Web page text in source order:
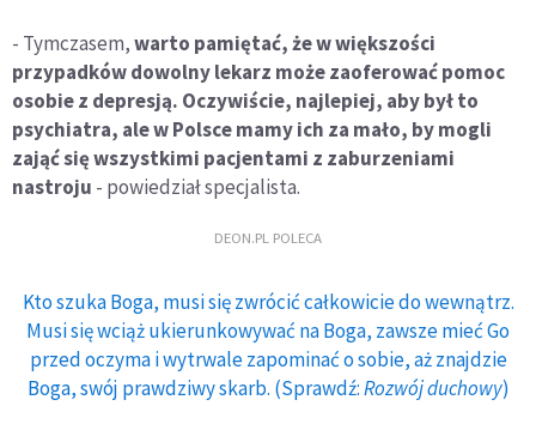
- Tymczasem,warto pamiętać, że w większości
przypadków dowolny lekarz może zaoferować pomoc
osobie z depresją. Oczywiście, najlepiej, aby był to
psychiatra, ale w Polsce mamy ich za mało, by mogli
zająć się wszystkimi pacjentami z zaburzeniami
nastroju - powiedział specjalista.
DEON.PL POLECA
Kto szuka Boga, musi się zwrócić całkowicie do wewnątrz.
Musi się wciąż ukierunkowywać na Boga, zawsze mieć Go
przed oczyma i wytrwale zapominać o sobie, aż znajdzie
Boga, swój prawdziwy skarb. (Sprawdź:Rozwój duchowy)